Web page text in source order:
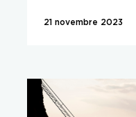
21 novembre 2023